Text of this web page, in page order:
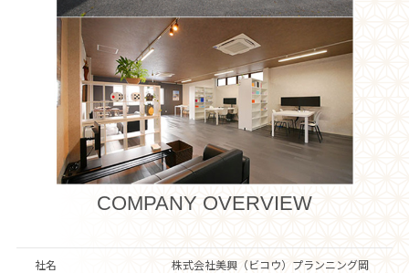
COMPANY OVERVIEW
社名
株式会社美興（ビコウ）プランニング岡